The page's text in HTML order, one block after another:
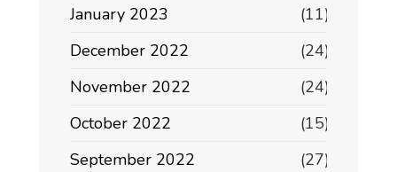
January 2023
(11)
December 2022
(24)
November 2022
(24)
October 2022
(15)
September 2022
(27)